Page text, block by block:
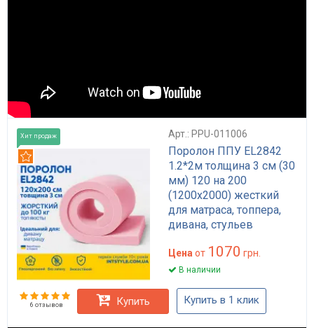
Хит продаж Арт.: PPU-011006
Поролон ППУ EL2842
1.2*2м толщина 3 см (30
мм) 120 на 200
(1200х2000) жесткий
для матраса, топпера,
дивана, стульев
Цена от 1070 грн.
В наличии
6 отзывов Купить Купить в 1 клик